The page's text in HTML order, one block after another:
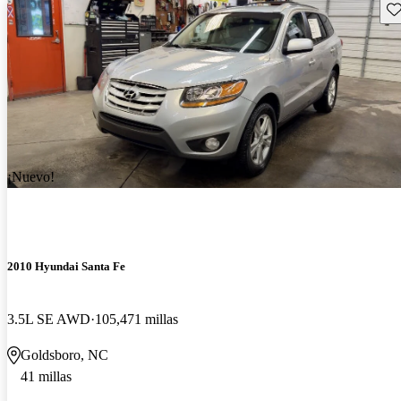
¡Nuevo!
2010 Hyundai Santa Fe
3.5L SE AWD 105,471 millas
Goldsboro, NC
41 millas